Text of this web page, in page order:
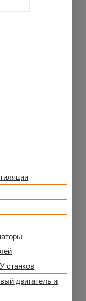
станков
двигатель и